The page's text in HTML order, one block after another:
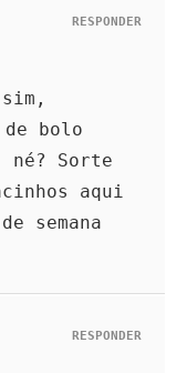
bolo
né? Sorte
aqui
semana
RESPONDER
RESPONDER